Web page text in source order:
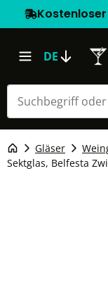
DE
Gläser
Sektglas, Belfesta